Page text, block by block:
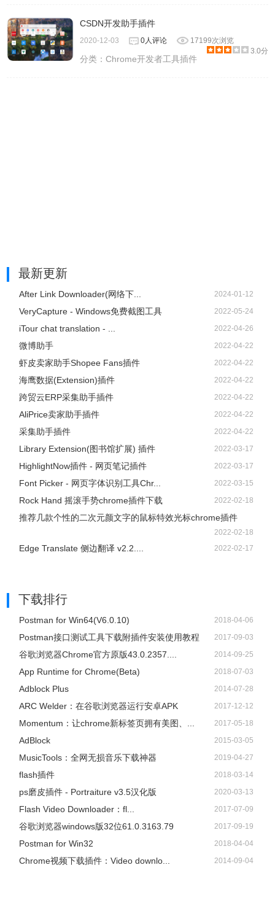
CSDN开发助手插件
2020-12-03 0人评论
17199次浏览
3.0分
分类：Chrome开发者工具插件
最新更新
After Link Downloader(网络下... 2024-01-12
VeryCapture - Windows免费截图工具 2022-05-24
iTour chat translation - ... 2022-04-26
微博助手 2022-04-22
虾皮卖家助手Shopee Fans插件 2022-04-22
海鹰数据(Extension)插件 2022-04-22
跨贸云ERP采集助手插件 2022-04-22
AliPrice卖家助手插件 2022-04-22
采集助手插件 2022-04-22
Library Extension(图书馆扩展) 插件 2022-03-17
HighlightNow插件 - 网页笔记插件 2022-03-17
Font Picker - 网页字体识别工具Chr... 2022-03-15
Rock Hand 摇滚手势chrome插件下载 2022-02-18
推荐几款个性的二次元颜文字的鼠标特效光标chrome插件
2022-02-18
Edge Translate 侧边翻译 v2.2.... 2022-02-17
下载排行
Postman for Win64(V6.0.10) 2018-04-06
Postman接口测试工具下载附插件安装使用教程 2017-09-03
谷歌浏览器Chrome官方原版43.0.2357.... 2014-09-25
App Runtime for Chrome(Beta) 2018-07-03
Adblock Plus 2014-07-28
ARC Welder：在谷歌浏览器运行安卓APK 2017-12-12
Momentum：让chrome新标签页拥有美图、... 2017-05-18
AdBlock 2015-03-05
​MusicTools：全网无损音乐下载神器 2019-04-27
flash插件 2018-03-14
ps磨皮插件 - Portraiture v3.5汉化版 2020-03-13
Flash Video Downloader：fl... 2017-07-09
谷歌浏览器windows版32位61.0.3163.79 2017-09-19
Postman for Win32 2018-04-04
Chrome视频下载插件：Video downlo... 2014-09-04